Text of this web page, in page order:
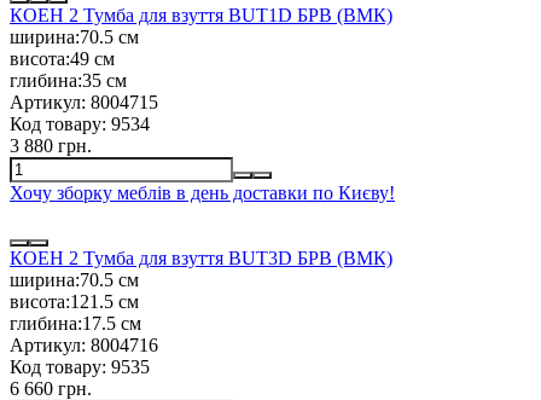
КОЕН 2 Тумба для взуття BUT1D БРВ (ВМК)
ширина:70.5 см
висота:49 см
глибина:35 см
Артикул: 8004715
Код товару: 9534
3 880 грн.
Хочу зборку меблів в день доставки по Києву!
КОЕН 2 Тумба для взуття BUT3D БРВ (ВМК)
ширина:70.5 см
висота:121.5 см
глибина:17.5 см
Артикул: 8004716
Код товару: 9535
6 660 грн.